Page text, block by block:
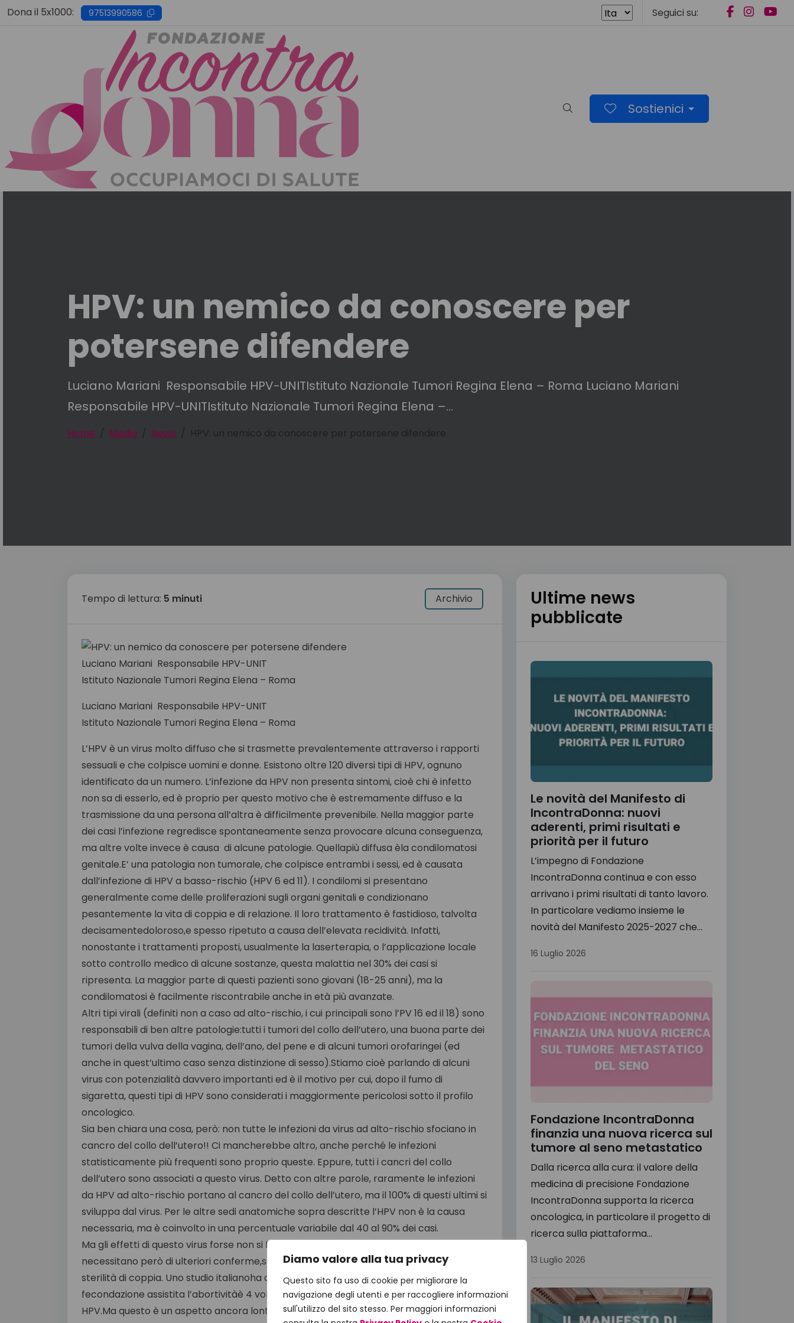
Diamo valore alla tua privacy
Questo sito fa uso di cookie per migliorare la
navigazione degli utenti e per raccogliere informazioni
sull'utilizzo del sito stesso. Per maggiori informazioni
Skip
Dona il 5x1000: 97513990586 Seguici su:
Cerca nel sito
Sostienici
HPV: un nemico da conoscere per
potersene difendere
Luciano Mariani Responsabile HPV-UNITIstituto Nazionale Tumori Regina Elena – Roma Luciano Mariani
Responsabile HPV-UNITIstituto Nazionale Tumori Regina Elena –...
Home Media News
Tempo di lettura: 5 minuti Archivio
Luciano Mariani Responsabile HPV-UNIT
Istituto Nazionale Tumori Regina Elena – Roma
Luciano Mariani Responsabile HPV-UNIT
Istituto Nazionale Tumori Regina Elena – Roma
L’HPV è un virus molto diffuso che si trasmette prevalentemente attraverso i rapporti
sessuali e che colpisce uomini e donne. Esistono oltre 120 diversi tipi di HPV, ognuno
identificato da un numero. L’infezione da HPV non presenta sintomi, cioè chi è infetto
non sa di esserlo, ed è proprio per questo motivo che è estremamente diffuso e la
trasmissione da una persona all’altra è difficilmente prevenibile. Nella maggior parte
dei casi l’infezione regredisce spontaneamente senza provocare alcuna conseguenza,
ma altre volte invece è causa di alcune patologie. Quellapiù diffusa èla condilomatosi
genitale.E’ una patologia non tumorale, che colpisce entrambi i sessi, ed è causata
dall’infezione di HPV a basso-rischio (HPV 6 ed 11). I condilomi si presentano
generalmente come delle proliferazioni sugli organi genitali e condizionano
pesantemente la vita di coppia e di relazione. Il loro trattamento è fastidioso, talvolta
decisamentedoloroso,e spesso ripetuto a causa dell’elevata recidività. Infatti,
nonostante i trattamenti proposti, usualmente la laserterapia, o l’applicazione locale
sotto controllo medico di alcune sostanze, questa malattia nel 30% dei casi si
ripresenta. La maggior parte di questi pazienti sono giovani (18-25 anni), ma la
condilomatosi è facilmente riscontrabile anche in età più avanzate.
Altri tipi virali (definiti non a caso ad alto-rischio, i cui principali sono l’PV 16 ed il 18) sono
responsabili di ben altre patologie:tutti i tumori del collo dell’utero, una buona parte dei
tumori della vulva della vagina, dell’ano, del pene e di alcuni tumori orofaringei (ed
anche in quest’ultimo caso senza distinzione di sesso).Stiamo cioè parlando di alcuni
virus con potenzialità davvero importanti ed è il motivo per cui, dopo il fumo di
sigaretta, questi tipi di HPV sono considerati i maggiormente pericolosi sotto il profilo
oncologico.
Sia ben chiara una cosa, però: non tutte le infezioni da virus ad alto-rischio sfociano in
cancro del collo dell’utero!! Ci mancherebbe altro, anche perché le infezioni
statisticamente più frequenti sono proprio queste. Eppure, tutti i cancri del collo
dell’utero sono associati a questo virus. Detto con altre parole, raramente le infezioni
da HPV ad alto-rischio portano al cancro del collo dell’utero, ma il 100% di questi ultimi si
sviluppa dal virus. Per le altre sedi anatomiche sopra descritte l’HPV non è la causa
necessaria, ma è coinvolto in una percentuale variabile dal 40 al 90% dei casi.
Ma gli effetti di questo virus forse non si fermano ancora qui. Studi sperimentali, e che
necessitano però di ulteriori conferme,sembrano assegnare un ruolo all’HPV nella
sterilità di coppia. Uno studio italianoha dimostrato che in coppie sottoposte a
fecondazione assistita l’abortivitàè 4 volte superiore laddove l’uomo è portatore di
HPV.Ma questo è un aspetto ancora lontano dall’essere dimostrato a pieno, e su cui è
Ultime news
pubblicate
Le novità del Manifesto di
IncontraDonna: nuovi
aderenti, primi risultati e
priorità per il futuro
L’impegno di Fondazione
IncontraDonna continua e con esso
arrivano i primi risultati di tanto lavoro.
In particolare vediamo insieme le
novità del Manifesto 2025-2027 che...
16 Luglio 2026
Fondazione IncontraDonna
finanzia una nuova ricerca sul
tumore al seno metastatico
Dalla ricerca alla cura: il valore della
medicina di precisione Fondazione
IncontraDonna supporta la ricerca
oncologica, in particolare il progetto di
ricerca sulla piattaforma...
13 Luglio 2026